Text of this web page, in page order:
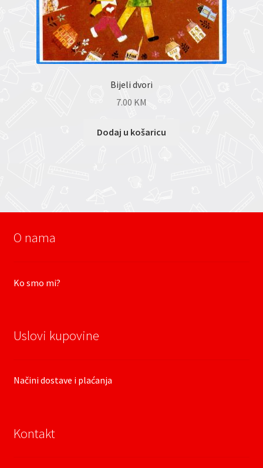
Bijeli dvori
7.00 KM
Dodaj u košaricu
O nama
Ko smo mi?
Uslovi kupovine
Načini dostave i plaćanja
Kontakt